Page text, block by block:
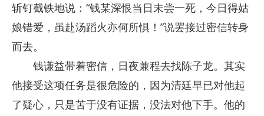
斩钉截铁地说：“钱某深恨当日未尝一死，今日得姑
娘错爱，虽赴汤蹈火亦何所惧！”说罢接过密信转身
而去。
钱谦益带着密信，日夜兼程去找陈子龙。其实
他接受这项任务是很危险的，因为清廷早已对他起
了疑心，只是苦于没有证据，没法对他下手。他的